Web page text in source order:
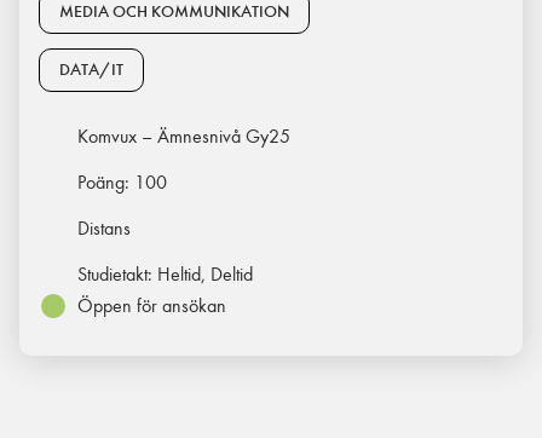
MEDIA OCH KOMMUNIKATION
DATA/IT
Komvux – Ämnesnivå Gy25
Poäng: 100
Distans
Studietakt: Heltid, Deltid
Öppen för ansökan